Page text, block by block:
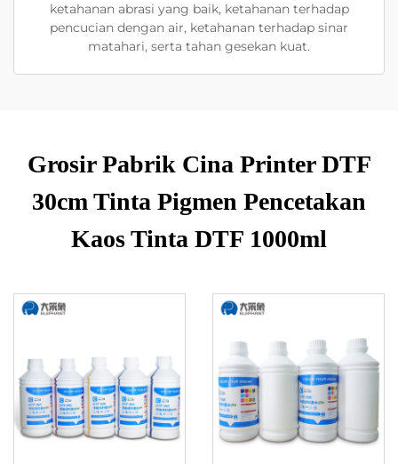
ketahanan abrasi yang baik, ketahanan terhadap
pencucian dengan air, ketahanan terhadap sinar
matahari, serta tahan gesekan kuat.
Grosir Pabrik Cina Printer DTF
30cm Tinta Pigmen Pencetakan
Kaos Tinta DTF 1000ml